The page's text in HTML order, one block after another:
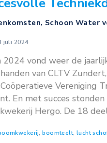
Schoon Water
Boomteelt,Schoon
12 juni 2025
In april 2024 is
met een demo
demo gestart.